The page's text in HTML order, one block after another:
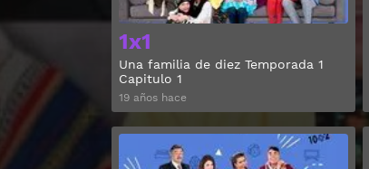
1x1
Una familia de diez Temporada 1
Capitulo 1
19 años hace